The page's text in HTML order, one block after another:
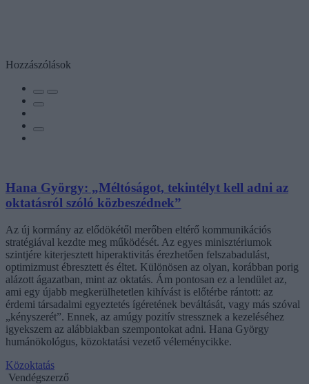
Hozzászólások
Hana György: „Méltóságot, tekintélyt kell adni az
oktatásról szóló közbeszédnek”
Az új kormány az elődökétől merőben eltérő kommunikációs
stratégiával kezdte meg működését. Az egyes minisztériumok
szintjére kiterjesztett hiperaktivitás érezhetően felszabadulást,
optimizmust ébresztett és éltet. Különösen az olyan, korábban porig
alázott ágazatban, mint az oktatás. Ám pontosan ez a lendület az,
ami egy újabb megkerülhetetlen kihívást is előtérbe rántott: az
érdemi társadalmi egyeztetés ígéretének beváltását, vagy más szóval
„kényszerét”. Ennek, az amúgy pozitív stressznek a kezeléséhez
igyekszem az alábbiakban szempontokat adni. Hana György
humánökológus, közoktatási vezető véleménycikke.
Közoktatás
Vendégszerző